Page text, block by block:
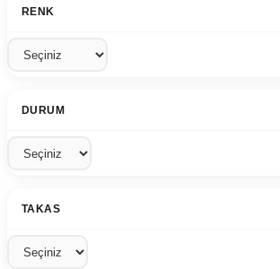
RENK
DURUM
TAKAS